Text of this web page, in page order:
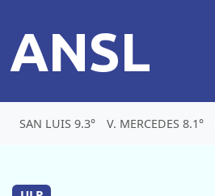
ANSL
SAN LUIS 9.3° V. MERCEDES 8.1°